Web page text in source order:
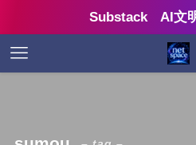
Substack AI文